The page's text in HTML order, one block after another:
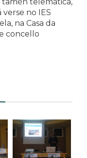
verse no IES
na Casa da
concello